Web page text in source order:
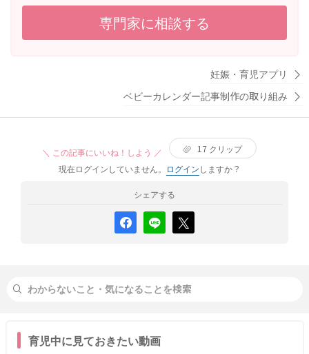
私が上の子のお世話をする時間をまた増やしていきたいと
は思っていますが、完全にパパっ子になった今、拒否され
ながらも頑張ってお世話することに意味があるのかもう分
受け止めていいのでしょうか。 それとも私が上手く愛着形
かは何を基準に判断すればよいですか。 ・また、顔などに
小さな赤いプツっとしたものがある場合、引っかき傷で少
ことがあります。そのような場合も、ひとまず様子見でよ
か。 月齢が低いため、どの程度慎重に対応すべきなのか知
りたいです。よろしくお願いいたします。
あり、1回50mLくらいで終わってしまうこともあります。
一番気になっているのは、ミルクを飲むスピードがとても
遅いことです。100～120mL飲むのに1時間近くかかりま
流量大を使用しています。空気弁も毎回洗っていますが、
大きな改善はありません。飲んでいる途中でむせることは
時間がかかるのは問題ないのでしょうか。それとも、哺乳
瓶や乳首の変更した方がいいですか？ 良い改善方法があれ
専門家に相談する
妊娠・育児アプリ
ベビーカレンダー記事制作の取り組み
＼ この記事にいいね！しよう ／ 17 クリップ
現在ログインしていません。
ログインしますか？
シェアする
育児中に見ておきたい動画